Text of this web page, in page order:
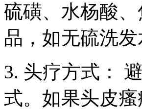
硫磺、水杨酸
品，如无硫洗
3. 头疗方式：
式。如果头皮